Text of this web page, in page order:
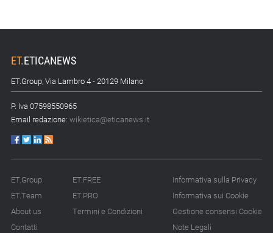
ET.ETICANEWS
ET.Group, Via Lambro 4 - 20129 Milano
P. Iva 07598550965
Email redazione: wikietica@eticanews.it
ET.Group
ET.Team
About us
Contatti
ET.FREE
ET.PRO
Termini e Condizioni
Informativa sulla Privacy
Informativa sui Cookie
Gestione consensi Cookie
Note Legali